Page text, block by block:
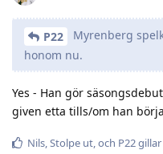
P22
Myrenberg
honom nu.
Yes - Han gör
given etta tills/om han
Nils Stolpe ut , och P22